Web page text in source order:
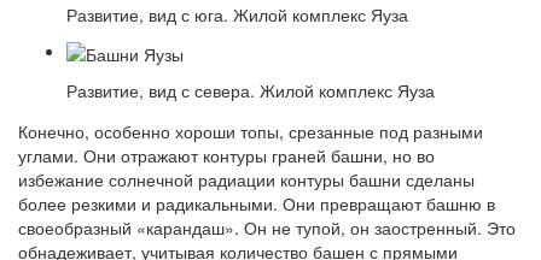
Развитие, вид с юга. Жилой комплекс Яуза
Развитие, вид с севера. Жилой комплекс Яуза
Конечно, особенно хороши топы, срезанные под разными
углами. Они отражают контуры граней башни, но во
избежание солнечной радиации контуры башни сделаны
более резкими и радикальными. Они превращают башню в
своеобразный «карандаш». Он не тупой, он заостренный. Это
обнадеживает, учитывая количество башен с прямыми